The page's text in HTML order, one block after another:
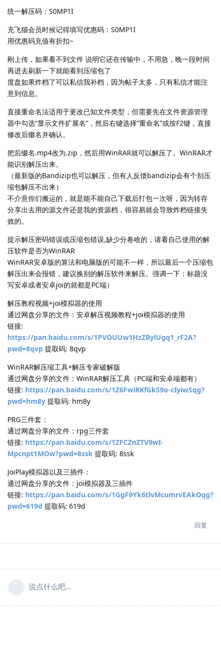
统一解压码：S0MP1I
充飞猫会员时候记得填写优惠码：S0MP1I
用优惠码充值有折扣~
刚上传，如果看不到文件 说明它还在传输中，不用急，晚一段时间
再进去刷新一下就能看到压缩包了
度盘如果炸档了可以私信我补档，因为帖子太多，只有私信才能注
意到信息。
直接重命名法适用于更改已知文件类型，但需要先在文件资源管理
器中勾选“显示文件扩展名”，然后右键选择“重命名”或按F2键，直接
修改后缀名并确认。
把后缀名.mp4改为.zip，然后用WinRAR就可以解压了。WinRAR才
能识别解压出来。
（最新版的Bandizip也可以解压，但有人反馈bandizip会有个别压
缩包解压不出来）
不介意你们搬运的，就是能不能自己下载后打包一次呀，因为转存
分享出去用的源文件还是我的资源档，很容易就会导致炸档链接失
效的。
提示解压密码错误或压缩包错误,缺少分卷啥的，请看自己使用的解
压软件是否为WinRAR
WinRAR安卓版的算法和电脑版的可能不一样，所以最后一个压缩包
解压出来会报错，建议换别的解压软件来解压。强调一下：标题没
写安卓或者安卓joi的就都是PC端）
解压教程视频+joi模拟器的使用
通过网盘分享的文件：安卓解压视频教程+joi模拟器的使用
链接:
https://pan.baidu.com/s/1PVOUUw1HzZBylUgq1_rF2A?
pwd=8qvp 提取码: 8qvp
WinRAR解压缩工具+解压专家破解版
通过网盘分享的文件：WinRAR解压工具（PC端和安卓端都有）
链接: https://pan.baidu.com/s/1Z6FwiRKfGkS9o-cIyiwSqg?
pwd=hm8y 提取码: hm8y
PRG三件套：
通过网盘分享的文件：rpg三件套
链接: https://pan.baidu.com/s/1ZFCZnZTV9wI-
Mpcnpt1MOw?pwd=8ssk 提取码: 8ssk
JoiPlay模拟器以及三插件：
通过网盘分享的文件：joi模拟器及三插件
链接: https://pan.baidu.com/s/1GgF9Yk6tlvMcumrvEAkOqg?
pwd=619d 提取码: 619d
回复
说点什么吧...